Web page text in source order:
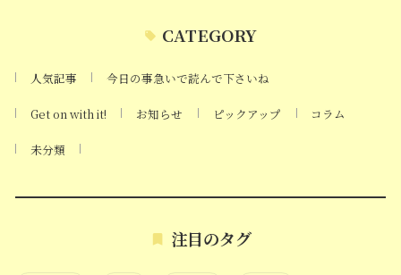
CATEGORY
人気記事 今日の事急いで読んで下さいね
Get on with it! お知らせ ピックアップ コラム
未分類
注目のタグ